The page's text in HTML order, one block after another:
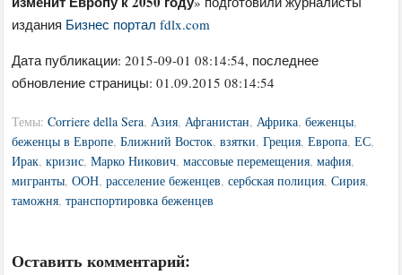
издания Бизнес портал fdlx.com
Дата публикации:2015-09-01 08:14:54, последнее
обновление страницы: 01.09.2015 08:14:54
Темы:Corriere della Sera, Азия, Афганистан, Африка,беженцы,
беженцы в Европе,Ближний Восток,взятки,Греция,Европа,ЕС,
Ирак,кризис,Марко Никович,массовые перемещения,мафия,
мигранты,ООН,расселение беженцев,сербская полиция,Сирия,
таможня,транспортировка беженцев
Оставить комментарий: